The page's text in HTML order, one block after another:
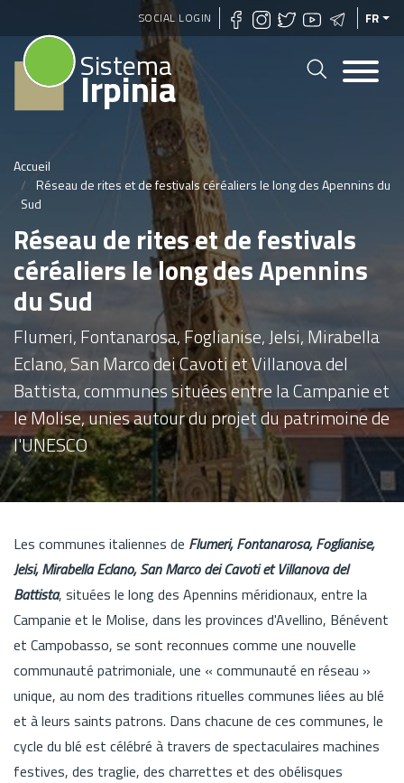
Aller
au
SOCIAL LOGIN FR
Sistema
Irpinia
Accueil
Réseau de rites et de festivals céréaliers le long des Apennins du
Sud
Réseau de rites et de festivals
céréaliers le long des Apennins
du Sud
Flumeri, Fontanarosa, Foglianise, Jelsi, Mirabella
Eclano, San Marco dei Cavoti et Villanova del
Battista, communes situées entre la Campanie et
le Molise, unies autour du projet du patrimoine de
l'UNESCO
Les communes italiennes de Flumeri, Fontanarosa, Foglianise,
Jelsi, Mirabella Eclano, San Marco dei Cavoti et Villanova del
Battista, situées le long des Apennins méridionaux, entre la
Campanie et le Molise, dans les provinces d'Avellino, Bénévent
et Campobasso, se sont reconnues comme une nouvelle
communauté patrimoniale, une « communauté en réseau »
unique, au nom des traditions rituelles communes liées au blé
et à leurs saints patrons. Dans chacune de ces communes, le
cycle du blé est célébré à travers de spectaculaires machines
festives, des traglie, des charrettes et des obélisques